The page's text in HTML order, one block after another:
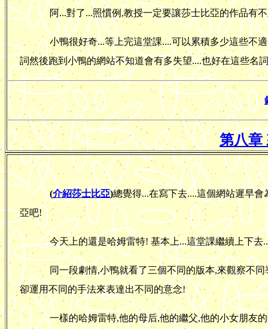
阿...對了...照慣例,教授一定要讓莎士比亞的作品有
小鴨很好奇...等上完這堂課....可以累積多少這些不
詞然後跑到小鴨的網站不知道會有多失望....也好在這些名
第八章
(介紹莎士比亞)總覺得...在寫下去....這個網站遲早
亞吧!
今天上的還是哈姆雷特! 基本上...這堂課繼續上下
同一段劇情,小鴨就看了三個不同的版本,來觀察不
卻運用不同的手法來表達出不同的意念!
一樣的哈姆雷特,他的母后,他的繼父,他的小女朋友